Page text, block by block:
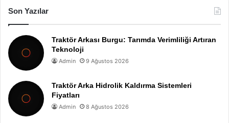
Son Yazılar
Traktör Arkası Burgu: Tarımda Verimliliği Artıran
Teknoloji
Admin 9 Ağustos 2026
Traktör Arka Hidrolik Kaldırma Sistemleri
Fiyatları
Admin 8 Ağustos 2026